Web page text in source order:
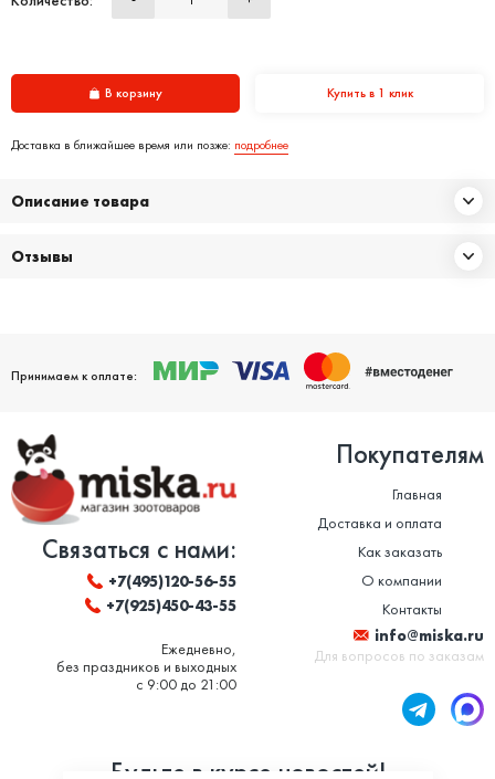
В корзину Купить в 1 клик
Доставка в ближайшее время или позже: подробнее
Описание товара
Отзывы
Принимаем к оплате:
Связаться с нами:
+7(495)120-56-55
+7(925)450-43-55
Ежедневно,
без праздников и выходных
с 9:00 до 21:00
Покупателям
Главная
Доставка и оплата
Как заказать
О компании
Контакты
info@miska.ru
Для вопросов по заказам
Будьте в курсе новостей!